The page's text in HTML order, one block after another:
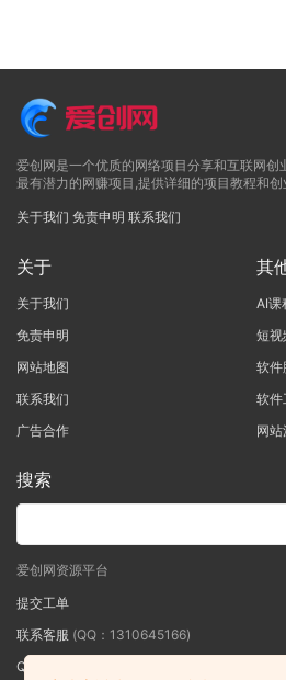
爱创网是一个优质的网络项目分享和互联网
最有潜力的网赚项目,提供详细的项目教程和创
关于我们 免责申明 联系我们
关于
关于我们
免责申明
网站地图
联系我们
广告合作
其
AI课
短视
软件
软件
网
搜索
爱创网资源平台
提交工单
联系客服 (QQ：1310645166)
QQ群